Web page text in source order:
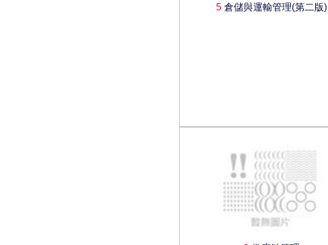
5 倉儲與運輸管理(第二版)